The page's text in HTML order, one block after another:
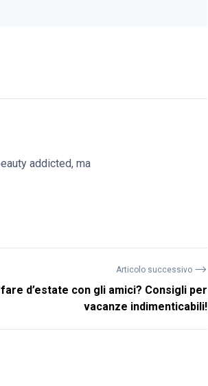
addicted, ma
Articolo successivo ⟶
d’estate con gli amici? Consigli per
vacanze indimenticabili!